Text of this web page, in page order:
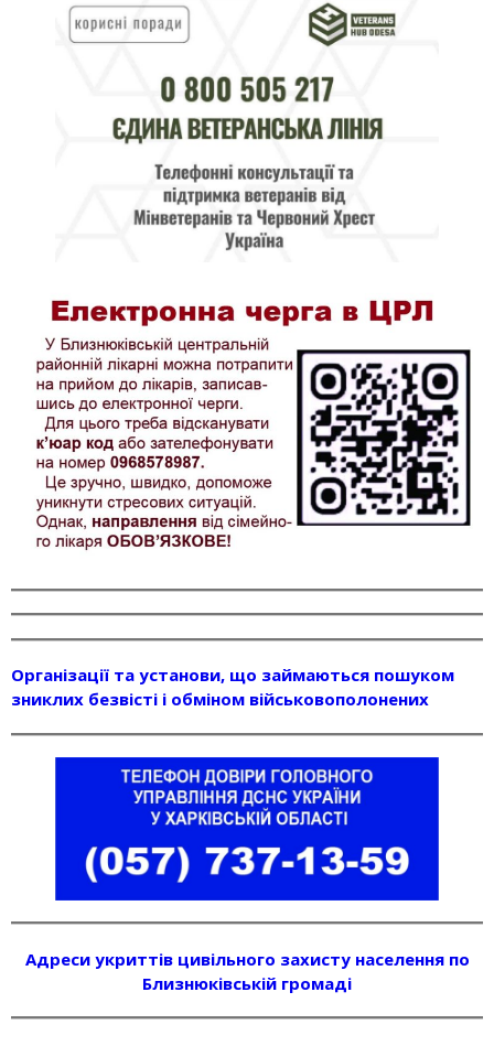
Організації та установи, що займаються пошуком
зниклих безвісті і обміном військовополонених
Адреси укриттів цивільного захисту населення по
Близнюківській громаді